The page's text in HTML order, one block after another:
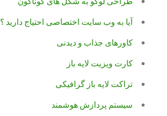
آیا به وب سایت اختصاصی احتیاج دارید ؟
کاورهای جذاب و دیدنی
کارت ویزیت لایه باز
تراکت لایه باز گرافیکی
سیستم پردازش هوشمند